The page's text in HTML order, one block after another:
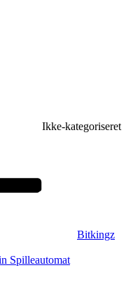
Ikke-kategoriseret
Bitkingz
Spilleautomat